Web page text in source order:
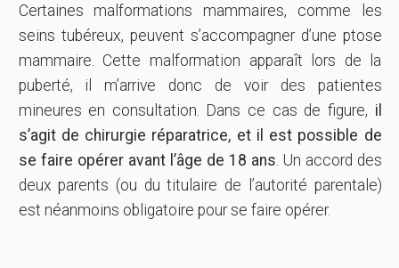
Certaines malformations mammaires, comme les
seins tubéreux, peuvent s’accompagner d’une ptose
mammaire. Cette malformation apparaît lors de la
puberté, il m’arrive donc de voir des patientes
mineures en consultation. Dans ce cas de figure, il
s’agit de chirurgie réparatrice, et il est possible de
se faire opérer avant l’âge de 18 ans . Un accord des
deux parents (ou du titulaire de l’autorité parentale)
est néanmoins obligatoire pour se faire opérer.